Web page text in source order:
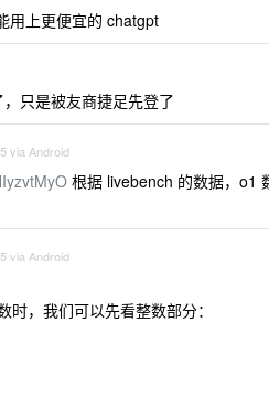
用上更便宜的 chatgpt
只是被友商捷足先登了
via Android
根据 livebench 的数据，o1
via Android
时，我们可以先看整数部分：